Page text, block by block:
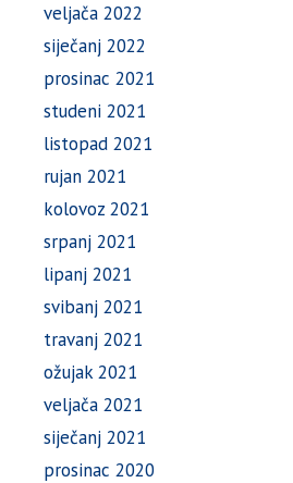
veljača 2022
siječanj 2022
prosinac 2021
studeni 2021
listopad 2021
rujan 2021
kolovoz 2021
srpanj 2021
lipanj 2021
svibanj 2021
travanj 2021
ožujak 2021
veljača 2021
siječanj 2021
prosinac 2020